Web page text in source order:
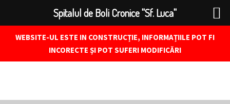
WEBSITE-UL ESTE IN CONSTRUCȚIE, INFORMAȚIILE POT FI
INCORECTE ȘI POT SUFERI MODIFICĂRI
Spitalul de Boli Cronice "Sf. Luca"